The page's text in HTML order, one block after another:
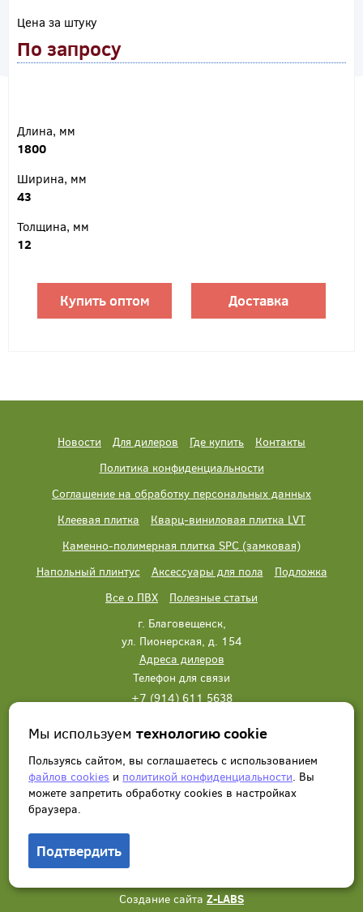
Цена за штуку
По запросу
Длина, мм
1800
Ширина, мм
43
Толщина, мм
12
Купить оптом Доставка
Новости Для дилеров Где купить
Контакты
Политика конфиденциальности
Соглашение на обработку персональных данных
Клеевая плитка
Кварц-виниловая плитка LVT
Каменно-полимерная плитка SPC (замковая)
Напольный плинтус
Аксессуары для пола
Подложка
Все о ПВХ
Полезные статьи
г. Благовещенск,
ул. Пионерская, д. 154
Адреса дилеров
Телефон для связи
+7 (914) 611 5638
Написать нам Заказать звонок
Создание сайта Z-LABS
Мы используемтехнологию cookie
Пользуясь сайтом, вы соглашаетесь с использованием
файлов cookies и политикой конфиденциальности. Вы
можете запретить обработку сookies в настройках
браузера.
Подтвердить